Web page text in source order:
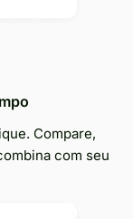
Compare,
com seu